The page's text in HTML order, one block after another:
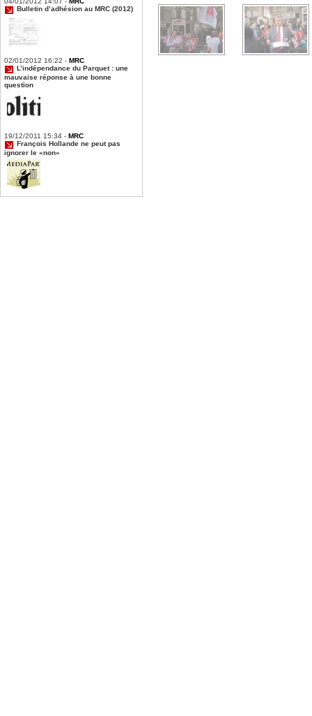
Bulletin d’adhésion au MRC (2012)
02/01/2012 16:22 - MRC
L’indépendance du Parquet : une
mauvaise réponse à une bonne
question
19/12/2011 15:34 - MRC
François Hollande ne peut pas
ignorer le «non»